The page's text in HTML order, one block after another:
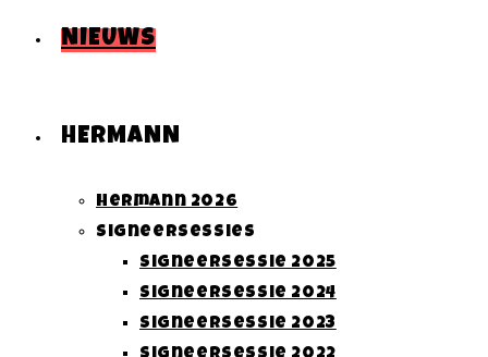
NIEUWS
HERMANN
Hermann 2026
Signeersessies
Signeersessie 2025
Signeersessie 2024
Signeersessie 2023